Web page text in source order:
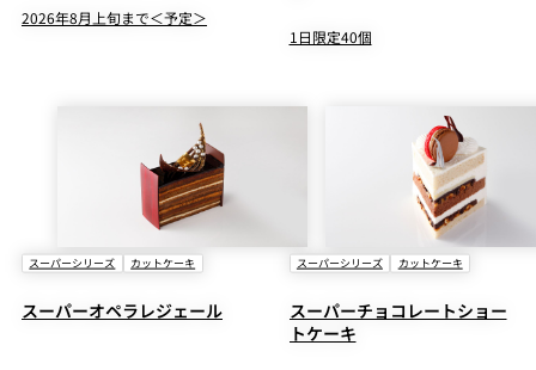
2026年8月上旬まで＜予定＞
1日限定40個
スーパーシリーズ カットケーキ
スーパーオペラレジェール
スーパーシリーズ カットケーキ
スーパーチョコレートショー
トケーキ